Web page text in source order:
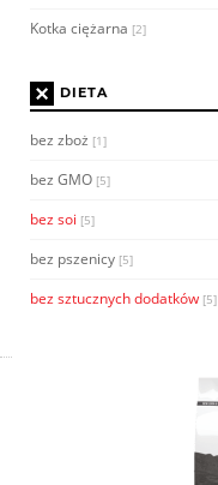
Kotka ciężarna [2]
× DIETA
bez zboż [1]
bez GMO [5]
bez soi [5]
bez pszenicy [5]
bez sztucznych dodatków [5]